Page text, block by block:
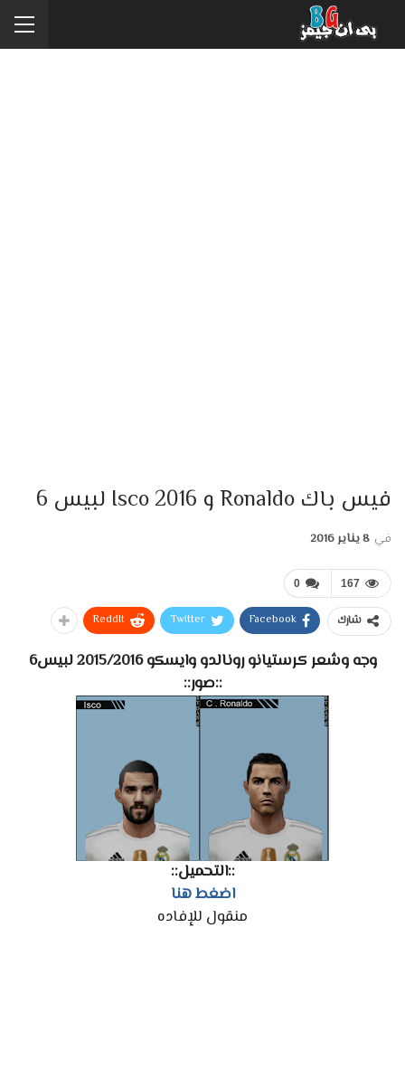
فيس باك Ronaldo و Isco 2016 لبيس 6
في 8 يناير 2016
0 167
شارك Facebook
Twitter
ReddIt
وجه وشعر كرستيانو رونالدو وايسكو 2015/2016 لبيس6
::صور::
::التحميل::
اضغط هنا
منقول للإفاده